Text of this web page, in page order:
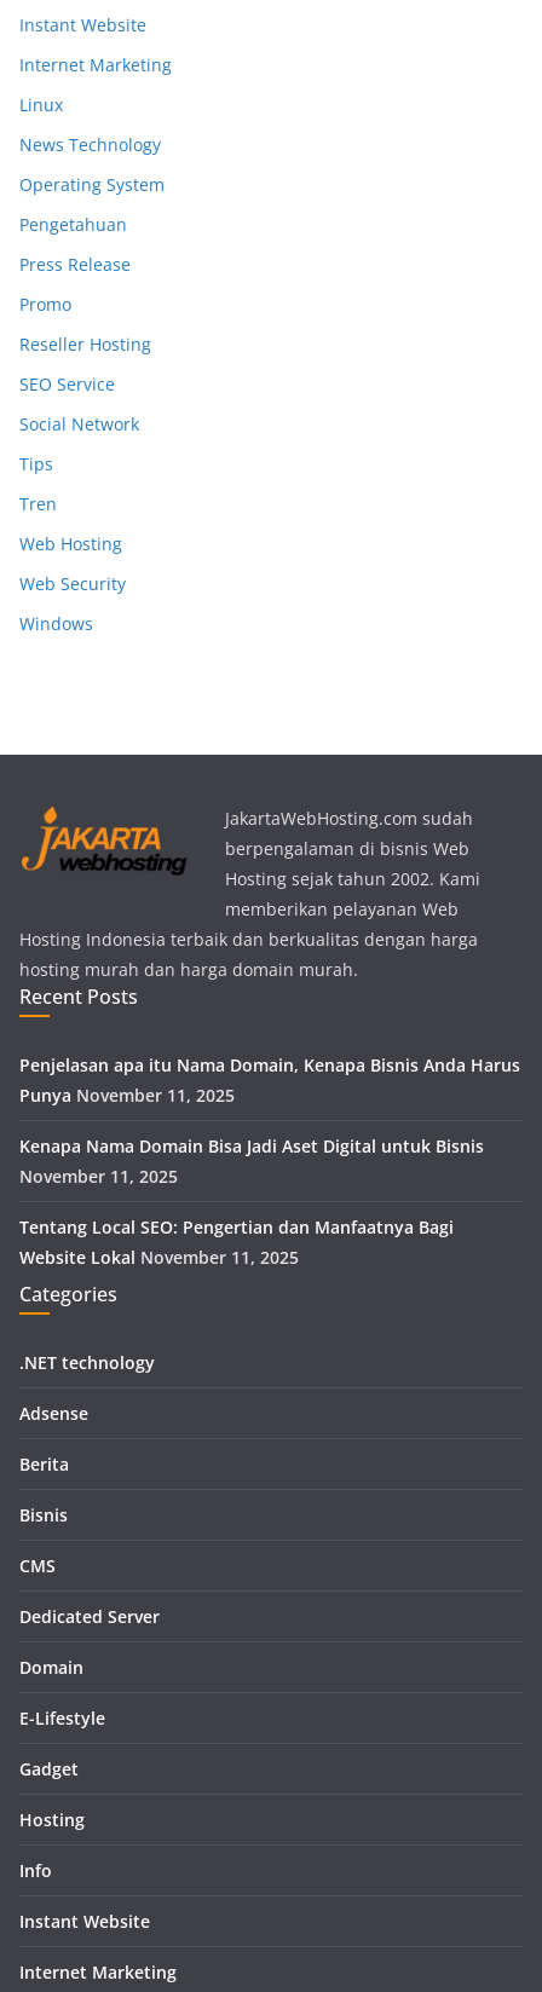
Instant Website
Internet Marketing
Linux
News Technology
Operating System
Pengetahuan
Press Release
Promo
Reseller Hosting
SEO Service
Social Network
Tips
Tren
Web Hosting
Web Security
Windows
JakartaWebHosting.com sudah
berpengalaman di bisnis Web
Hosting sejak tahun 2002. Kami
memberikan pelayanan Web
Hosting Indonesia terbaik dan berkualitas dengan harga
hosting murah dan harga domain murah.
Recent Posts
Penjelasan apa itu Nama Domain, Kenapa Bisnis Anda Harus
Punya November 11, 2025
Kenapa Nama Domain Bisa Jadi Aset Digital untuk Bisnis
November 11, 2025
Tentang Local SEO: Pengertian dan Manfaatnya Bagi
Website Lokal November 11, 2025
Categories
.NET technology
Adsense
Berita
Bisnis
CMS
Dedicated Server
Domain
E-Lifestyle
Gadget
Hosting
Info
Instant Website
Internet Marketing